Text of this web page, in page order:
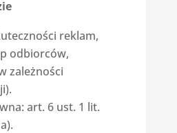
reklam,
odbiorców,
zależności
art. 6 ust. 1 lit.